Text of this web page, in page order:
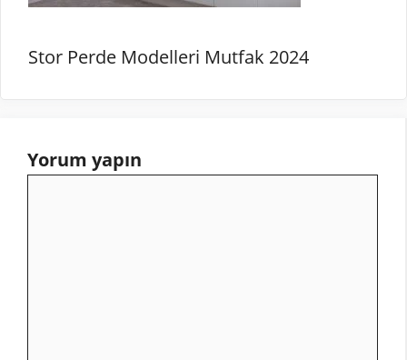
Stor Perde Modelleri Mutfak 2024
Yorum yapın